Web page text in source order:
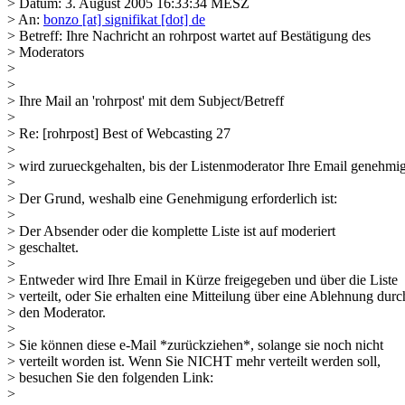
> Datum: 3. August 2005 16:33:34 MESZ
> An: bonzo [at] signifikat [dot] de
> Betreff: Ihre Nachricht an rohrpost wartet auf Bestätigung des
> Moderators
>
>
> Ihre Mail an 'rohrpost' mit dem Subject/Betreff
>
> Re: [rohrpost] Best of Webcasting 27
>
> wird zurueckgehalten, bis der Listenmoderator Ihre Email
>
> Der Grund, weshalb eine Genehmigung erforderlich ist:
>
> Der Absender oder die komplette Liste ist auf moderiert
> geschaltet.
>
> Entweder wird Ihre Email in Kürze freigegeben und über die Liste
> verteilt, oder Sie erhalten eine Mitteilung über eine Ablehnung
> den Moderator.
>
> Sie können diese e-Mail *zurückziehen*, solange sie noch nicht
> verteilt worden ist. Wenn Sie NICHT mehr verteilt werden soll,
> besuchen Sie den folgenden Link:
>